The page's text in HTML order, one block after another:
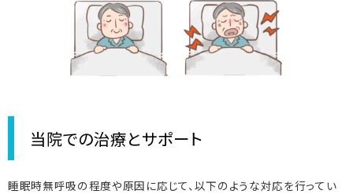
当院での治療とサポート
睡眠時無呼吸の程度や原因に応じて、以下のような対応を行ってい